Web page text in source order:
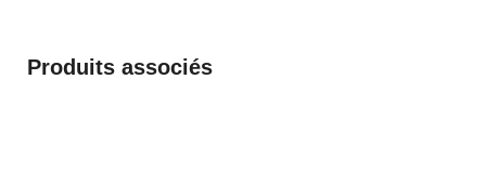
Produits associés